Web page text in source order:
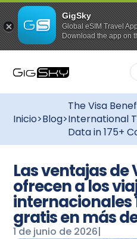
GigSky
Global eSIM Travel
Download the app on
Inicio>Blog>
The Visa
International
Data in 175+
Las ventajas de
ofrecen a los
internacionales
gratis en más
1 de junio de 2026|